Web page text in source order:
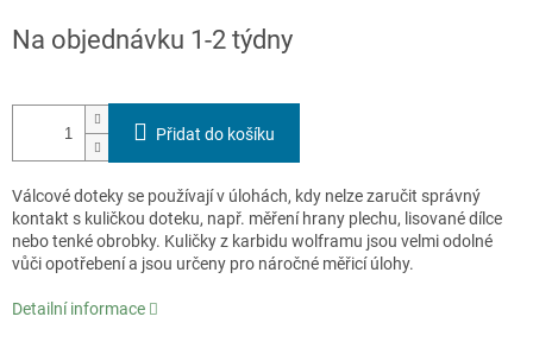
cena:
Na objednávku 1-2 týdny
Přidat do košíku
Válcové doteky se používají v úlohách, kdy nelze zaručit správný
kontakt s kuličkou doteku, např. měření hrany plechu, lisované dílce
nebo tenké obrobky. Kuličky z karbidu wolframu jsou velmi odolné
vůči opotřebení a jsou určeny pro náročné měřicí úlohy.
Detailní informace